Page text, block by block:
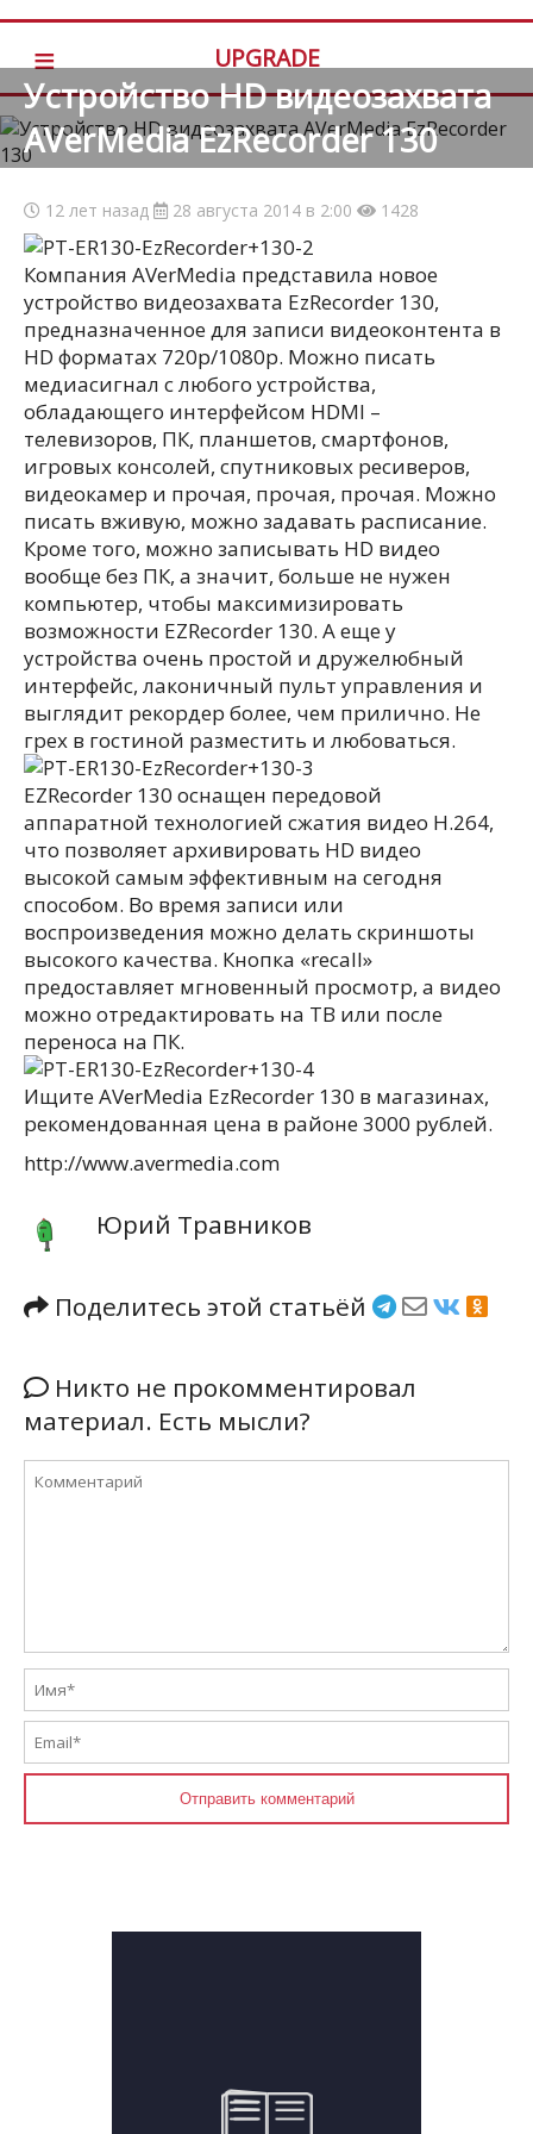
≡ UPGRADE
Устройство HD видеозахвата
AVerMedia EzRecorder 130
12 лет назад 28 августа 2014 в 2:00 1428
Компания AVerMedia представила новое
устройство видеозахвата EzRecorder 130,
предназначенное для записи видеоконтента в
HD форматах 720p/1080p. Можно писать
медиасигнал с любого устройства,
обладающего интерфейсом HDMI –
телевизоров, ПК, планшетов, смартфонов,
игровых консолей, спутниковых ресиверов,
видеокамер и прочая, прочая, прочая. Можно
писать вживую, можно задавать расписание.
Кроме того, можно записывать HD видео
вообще без ПК, а значит, больше не нужен
компьютер, чтобы максимизировать
возможности EZRecorder 130. А еще у
устройства очень простой и дружелюбный
интерфейс, лаконичный пульт управления и
выглядит рекордер более, чем прилично. Не
грех в гостиной разместить и любоваться.
EZRecorder 130 оснащен передовой
аппаратной технологией сжатия видео H.264,
что позволяет архивировать HD видео
высокой самым эффективным на сегодня
способом. Во время записи или
воспроизведения можно делать скриншоты
высокого качества. Кнопка «recall»
предоставляет мгновенный просмотр, а видео
можно отредактировать на ТВ или после
переноса на ПК.
Ищите AVerMedia EzRecorder 130 в магазинах,
рекомендованная цена в районе 3000 рублей.
http://www.avermedia.com
Юрий Травников
Поделитесь этой статьёй
Никто не прокомментировал
материал. Есть мысли?